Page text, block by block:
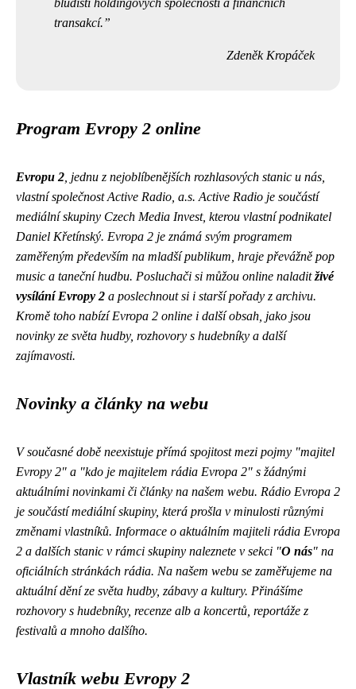
bludišti holdingových společností a finančních
transakcí.
Zdeněk Kropáček
Program Evropy 2 online
Evropu 2 , jednu z nejoblíbenějších rozhlasových stanic u nás,
vlastní společnost Active Radio, a.s. Active Radio je součástí
mediální skupiny Czech Media Invest, kterou vlastní podnikatel
Daniel Křetínský. Evropa 2 je známá svým programem
zaměřeným především na mladší publikum , hraje převážně pop
music a taneční hudbu. Posluchači si můžou online naladitživé
vysílání Evropy 2 a poslechnout si i starší pořady z archivu.
Kromě toho nabízí Evropa 2 online i další obsah, jako jsou
novinky ze světa hudby, rozhovory s hudebníky a další
zajímavosti.
Novinky a články na webu
V současné době neexistuje přímá spojitost mezi pojmy "majitel
Evropy 2" a "kdo je majitelem rádia Evropa 2" s žádnými
aktuálními novinkami či články na našem webu. Rádio Evropa 2
je součástí mediální skupiny, která prošla v minulosti různými
změnami vlastníků. Informace o aktuálním majiteli rádia Evropa
2 a dalších stanic v rámci skupiny naleznete v sekci "O nás" na
oficiálních stránkách rádia. Na našem webu se zaměřujeme na
aktuální dění ze světa hudby, zábavy a kultury. Přinášíme
rozhovory s hudebníky, recenze alb a koncertů, reportáže z
festivalů a mnoho dalšího.
Vlastník webu Evropy 2